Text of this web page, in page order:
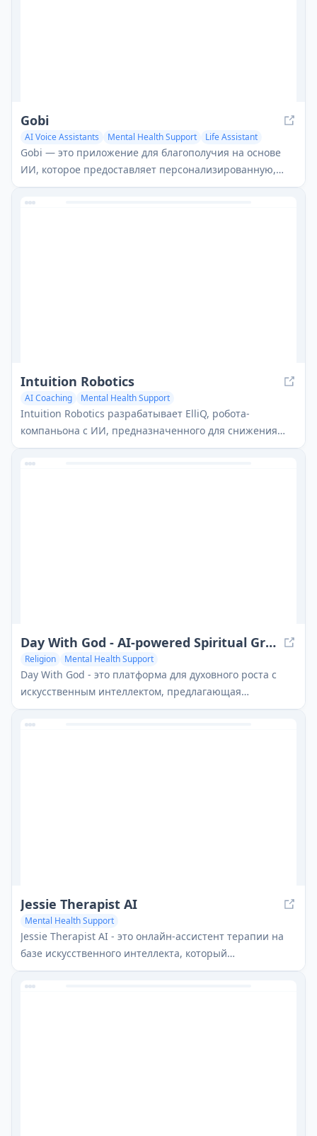
Gobi
AI Voice Assistants Mental Health Support Life Assistant
Gobi — это приложение для благополучия на основе
ИИ, которое предоставляет персонализированную,
реальную поддержку и направленные практики для
эмоционального благополучия.
Intuition Robotics
AI Coaching Mental Health Support
Intuition Robotics разрабатывает ElliQ, робота-
компаньона с ИИ, предназначенного для снижения
одиночества и улучшения здоровья и благополучия
пожилых людей.
Day With God - AI-powered Spiritual Growth
Religion Mental Health Support
Day With God - это платформа для духовного роста с
искусственным интеллектом, предлагающая
персонализированные ежедневные духовные
практики, руководство для записей и духовную
Jessie Therapist AI
Mental Health Support
Jessie Therapist AI - это онлайн-ассистент терапии на
базе искусственного интеллекта, который
обеспечивает персонализированную поддержку
психического здоровья 24/7 через чат-сессии с